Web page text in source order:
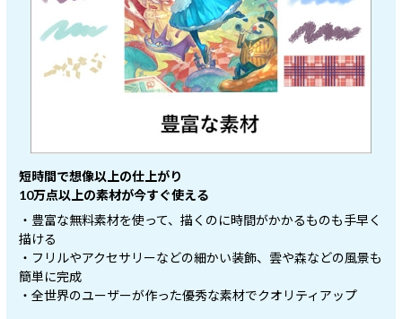
短時間で想像以上の仕上がり
10万点以上の素材が今すぐ使える
・豊富な無料素材を使って、描くのに時間がかかるものも手早く
描ける
・フリルやアクセサリーなどの細かい装飾、雲や森などの風景も
簡単に完成
・全世界のユーザーが作った優秀な素材でクオリティアップ